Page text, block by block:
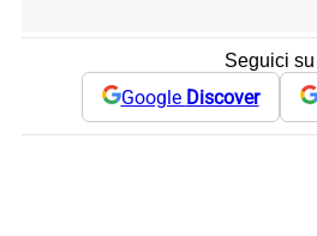
Seguici su
Google Discover